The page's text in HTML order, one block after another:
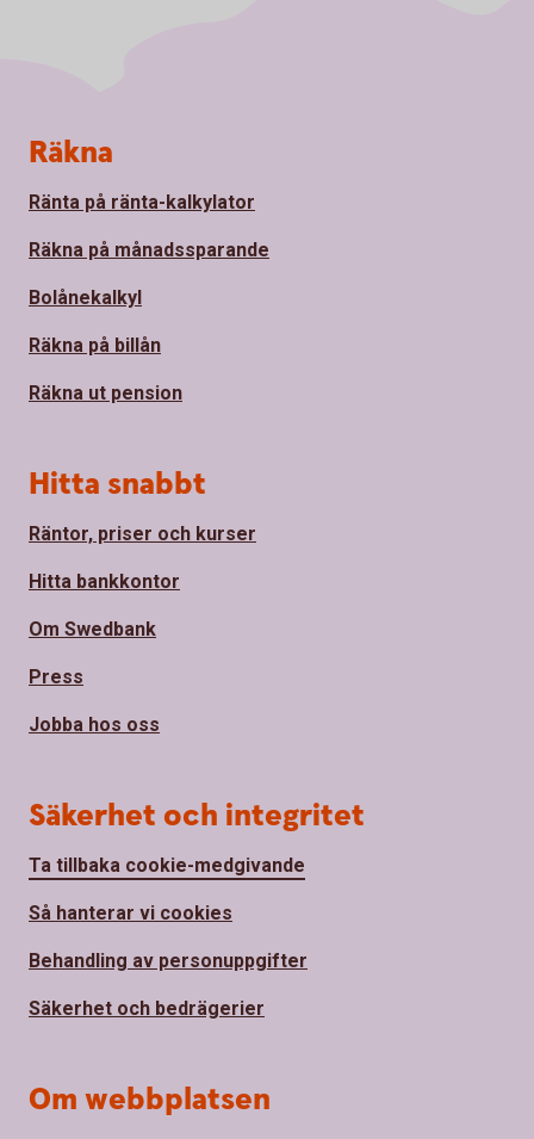
Sidfot
Räkna
Ränta på ränta-kalkylator
Räkna på månadssparande
Bolånekalkyl
Räkna på billån
Räkna ut pension
Hitta snabbt
Räntor, priser och kurser
Hitta bankkontor
Om Swedbank
Press
Jobba hos oss
Säkerhet och integritet
Ta tillbaka cookie-medgivande
Så hanterar vi cookies
Behandling av personuppgifter
Säkerhet och bedrägerier
Om webbplatsen